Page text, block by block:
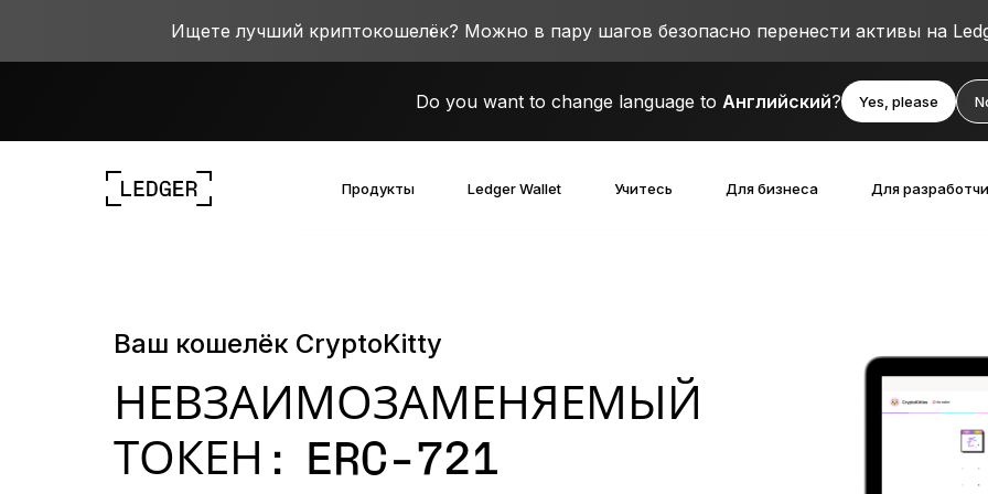
Ищете лучший криптокошелёк? Можно в пару шагов безопасно перенести активы на
Do you want to change language to Английский? Yes, please
Продукты Ledger Wallet Учитесь Для бизнеса Для
Познакомьтесь с нашими устройствами
Ваш кошелёк CryptoKitty
НЕВЗАИМОЗАМЕНЯЕМЫЙ
ТОКЕН: ERC-721